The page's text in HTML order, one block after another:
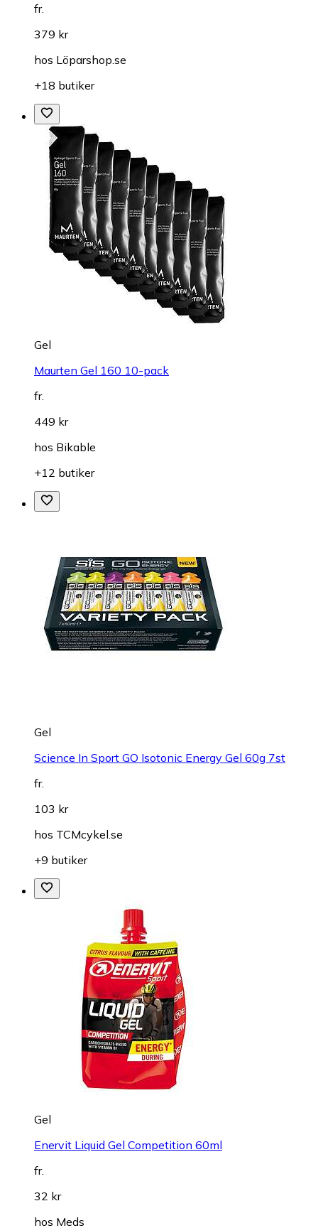
fr.
379 kr
hos Löparshop.se
+18 butiker
Gel
Maurten Gel 160 10-pack
fr.
449 kr
hos Bikable
+12 butiker
Gel
Science In Sport GO Isotonic Energy Gel 60g 7st
fr.
103 kr
hos TCMcykel.se
+9 butiker
Gel
Enervit Liquid Gel Competition 60ml
fr.
32 kr
hos Meds